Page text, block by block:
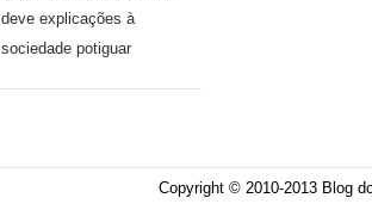
deve explicações à
sociedade potiguar
Copyright © 2010-2013 Blog